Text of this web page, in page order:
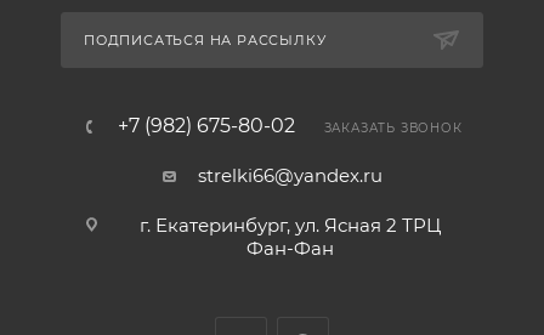
ПОДПИСАТЬСЯ НА РАССЫЛКУ
+7 (982) 675-80-02 ЗАКАЗАТЬ ЗВОНОК
strelki66@yandex.ru
г. Екатеринбург, ул. Ясная 2 ТРЦ
Фан-Фан